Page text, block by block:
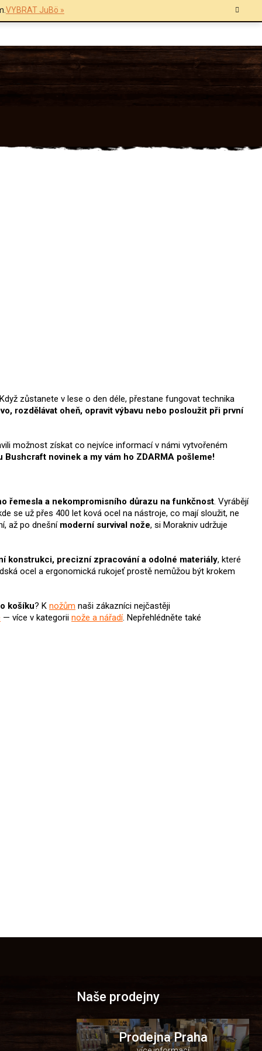
VYBRAT JuBö »
zůstanete v lese o den déle, přestane fungovat technika
rozdělávat oheň, opravit výbavu nebo posloužit při první
možnost získat co nejvíce informací v námi vytvořeném
Bushcraft novinek a my vám ho ZDARMA pošleme!
řemesla a nekompromisního důrazu na funkčnost. Vyrábějí
se už přes 400 let ková ocel na nástroje, co mají sloužit, ne
až po dnešnímoderní survival nože, si Morakniv udržuje
konstrukci, precizní zpracování a odolné materiály, které
ocel a ergonomická rukojeť prostě nemůžou být krokem
košíku? K nožům naši zákazníci nejčastěji
— více v kategorii nože a nářadí. Nepřehlédněte také
Naše prodejny
Prodejna Praha